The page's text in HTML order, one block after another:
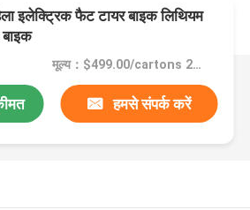
इलेक्ट्रिक फैट टायर बाइक लिथियम
बाइक
मूल्य：$499.00/cartons 2-49 cartons
हमसे संपर्क करें